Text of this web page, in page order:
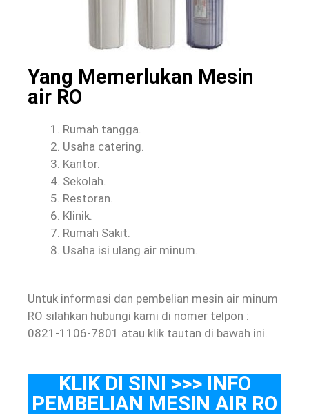
Yang Memerlukan Mesin
air RO
Rumah tangga.
Usaha catering.
Kantor.
Sekolah.
Restoran.
Klinik.
Rumah Sakit.
Usaha isi ulang air minum.
Untuk informasi dan pembelian mesin air minum
RO silahkan hubungi kami di nomer telpon :
0821-1106-7801 atau klik tautan di bawah ini.
KLIK DI SINI >>> INFO
PEMBELIAN MESIN AIR RO